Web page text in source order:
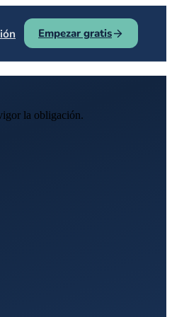
Empezar gratis
la obligación.